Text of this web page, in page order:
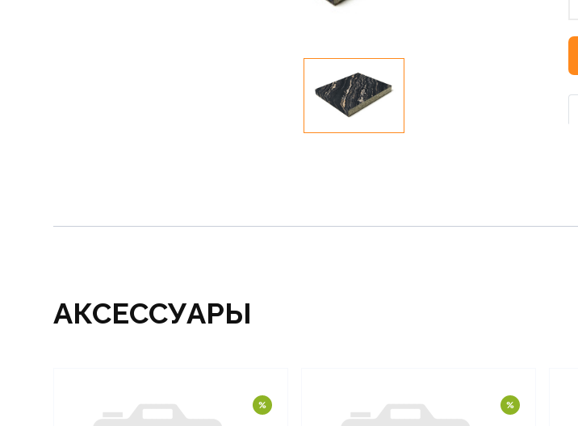
АКСЕССУАРЫ